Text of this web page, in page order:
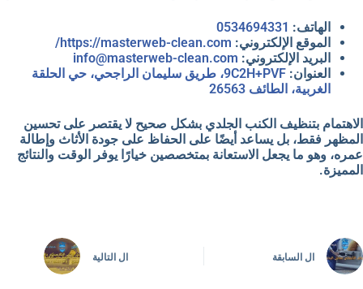
الهاتف: 0534694331
الموقع الإلكتروني: https://masterweb-clean.com/
البريد الإلكتروني: info@masterweb-clean.com
العنوان:
9C2H+PVF، طريق سليمان الراجحي، حي الحلقة
الغربية، الطائف 26563
الاهتمام بتنظيف الكنب الجلدي بشكل صحيح لا يقتصر على تحسين
المظهر فقط، بل يساعد أيضًا على الحفاظ على جودة الأثاث وإطالة
عمره، وهو ما يجعل الاستعانة بمتخصصين خيارًا يوفر الوقت والنتائج
المميزة.
ال السابقة ال التالية